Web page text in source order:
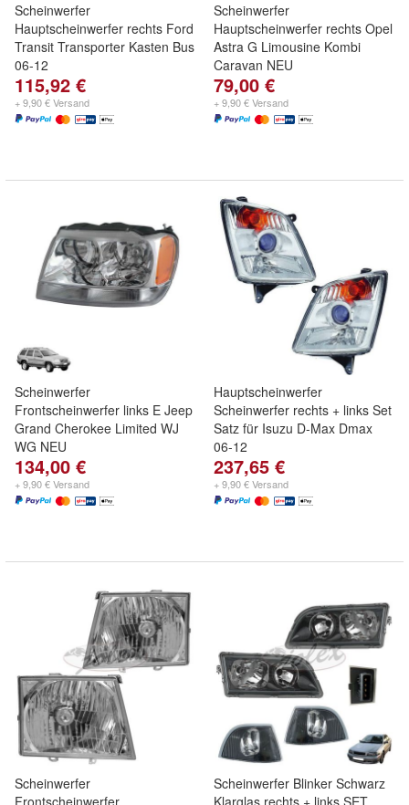
Scheinwerfer
Hauptscheinwerfer rechts Ford
Transit Transporter Kasten Bus
06-12
115,92 €
+ 9,90 € Versand
Scheinwerfer
Hauptscheinwerfer rechts Opel
Astra G Limousine Kombi
Caravan NEU
79,00 €
+ 9,90 € Versand
Scheinwerfer
Frontscheinwerfer links E Jeep
Grand Cherokee Limited WJ
WG NEU
134,00 €
+ 9,90 € Versand
Hauptscheinwerfer
Scheinwerfer rechts + links Set
Satz für Isuzu D-Max Dmax
06-12
237,65 €
+ 9,90 € Versand
Scheinwerfer
Frontscheinwerfer
Scheinwerfer Blinker Schwarz
Klarglas rechts + links SET